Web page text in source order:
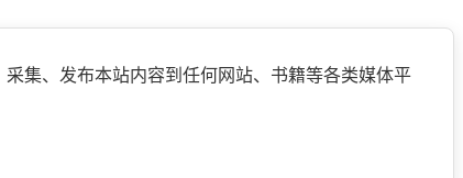
集、发布本站内容到任何网站、书籍等各类媒体平